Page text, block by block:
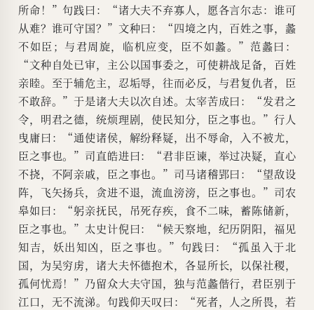
所命！”句践曰：“诸大夫不弃寡人，愿各言尔志：谁可
从难？谁可守国？”文种曰：“四境之内，百姓之事，蠡
不如臣；与君周旋，临机应变，臣不如蠡。”范蠡曰：
“文种自处已审，主公以国事委之，可使耕战足备，百姓
亲睦。至于辅危主，忍垢辱，往而必反，与君复仇者，臣
不敢辞。”于是诸大夫以次自述。太宰苦成曰：“发君之
令，明君之德，统烦理剧，使民知分，臣之事也。”行人
曳庸曰：“通使诸侯，解纷释疑，出不辱命，入不被尤，
臣之事也。”司直皓进曰：“君非臣谏，举过决疑，直心
不挠，不阿亲戚，臣之事也。”司马诸稽郢曰：“望敌设
阵，飞矢扬兵，贪进不退，流血滂滂，臣之事也。”司农
皋如曰：“躬亲抚民，吊死存疾，食不二味，蓄陈储新，
臣之事也。”太史计倪曰：“候天察地，纪历阴阳，福见
知吉，妖出知凶，臣之事也。”句践曰：“孤虽入于北
国，为吴穷虏，诸大夫怀德抱术，各显所长，以保社稷，
孤何忧焉！”乃留众大夫守国，独与范蠡偕行，君臣别于
江口，无不流涕。句践仰天叹曰：“死者，人之所畏，若